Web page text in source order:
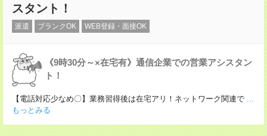
スタント！
派遣 ブランクOK WEB登録・面接OK
《9時30分～×在宅有》通信企業での営業アシスタン
ト！
【電話対応少なめ〇】業務習得後は在宅アリ！ネットワーク関連で ...
もっとみる